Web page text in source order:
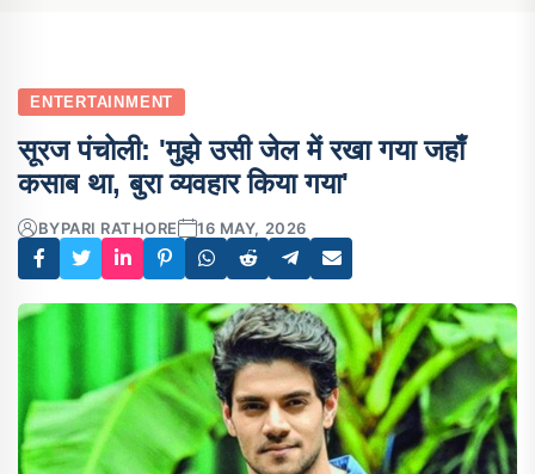
ENTERTAINMENT
सूरज पंचोली: 'मुझे उसी जेल में रखा गया जहाँ
कसाब था, बुरा व्यवहार किया गया'
BYPARI RATHORE 16 MAY, 2026